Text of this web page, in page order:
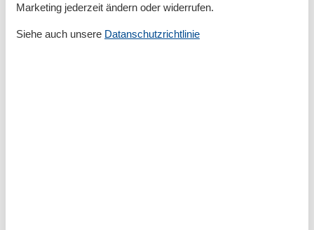
Entfernung
Marketing jederzeit ändern oder widerrufen.
Siehe auch unsere Datanschutzrichtlinie